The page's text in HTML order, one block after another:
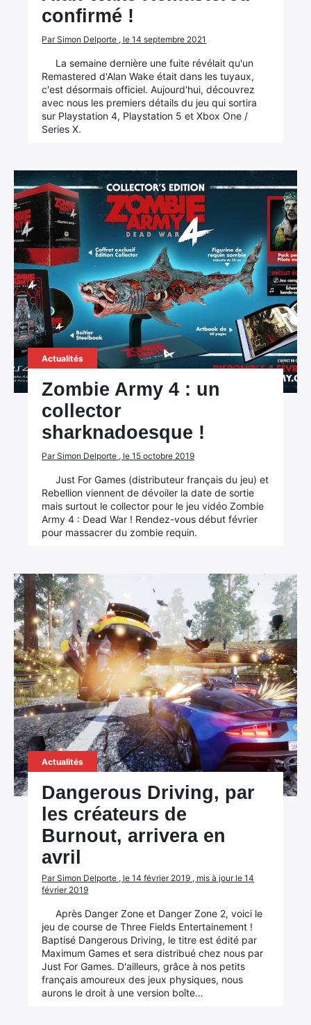
confirmé !
Par Simon Delporte , le 14 septembre 2021
La semaine dernière une fuite révélait qu'un
Remastered d'Alan Wake était dans les tuyaux,
c'est désormais officiel. Aujourd'hui, découvrez
avec nous les premiers détails du jeu qui sortira
sur Playstation 4, Playstation 5 et Xbox One /
Series X.
Actualités
Zombie Army 4 : un
collector
sharknadoesque !
Par Simon Delporte , le 15 octobre 2019
Just For Games (distributeur français du jeu) et
Rebellion viennent de dévoiler la date de sortie
mais surtout le collector pour le jeu vidéo Zombie
Army 4 : Dead War ! Rendez-vous début février
pour massacrer du zombie requin.
Actualités
Dangerous Driving, par
les créateurs de
Burnout, arrivera en
avril
Par Simon Delporte , le 14 février 2019 , mis à jour le 14
février 2019
Après Danger Zone et Danger Zone 2, voici le
jeu de course de Three Fields Entertainement !
Baptisé Dangerous Driving, le titre est édité par
Maximum Games et sera distribué chez nous par
Just For Games. D'ailleurs, grâce à nos petits
français amoureux des jeux physiques, nous
aurons le droit à une version boîte…